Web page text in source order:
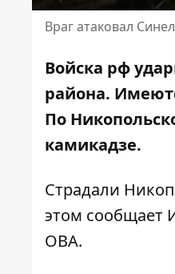
Враг атаковал
Войска рф
района.
По
камикадзе.
Страдали
этом сообщает
ОВА.